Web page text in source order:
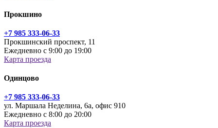
Прокшино
+7 985 333-06-33
Прокшинский проспект, 11
Ежедневно с 9:00 до 19:00
Карта проезда
Одинцово
+7 985 333-06-33
ул. Маршала Неделина, 6а, офис 910
Ежедневно с 8:00 до 20:00
Карта проезда